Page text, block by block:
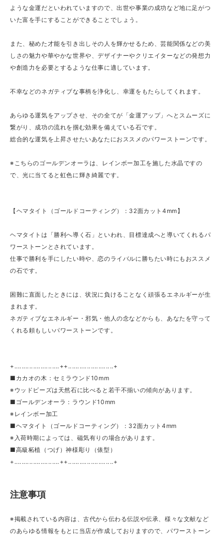
ような金運だといわれていますので、出世や事業の成功など地に足がつ
いた富を手にすることができることでしょう。
また、秘めた才能を引き出しその人を輝かせるため、芸能関係などの美
しさの魅力や華やかな世界や、デザイナーやクリエイターなどの発想力
や創造力を必要とするような仕事に適しています。
不幸などのネガティブな事柄を浄化し、幸運をもたらしてくれます。
あらゆる運気をアップさせ、その全てが「金運アップ」へとスムーズに
繋がり、成功の流れを掴む効果を備えている石です。
総合的な運気を上昇させたいあなたにおススメのパワーストーンです。
※こちらのゴールデンオーラは、レインボー加工を施した水晶ですの
で、光に当てると虹色に輝き綺麗です。
【ヘマタイト（ゴールドコーティング）：32面カット4mm】
ヘマタイトは「勝利へ導く石」といわれ、目標達成へと導いてくれるパ
ワーストーンとされています。
仕事で勝利を手にしたい時や、恋のライバルに勝ちたい時にもおススメ
の石です。
困難に直面したときには、状況に負けることなく頑張るエネルギーが生
まれます。
ネガティブなエネルギー・邪気・他人の念などからも、あなたを守って
くれる頼もしいパワーストーンです。
+‥‥‥‥‥‥‥‥‥‥‥‥++‥‥‥‥‥‥‥‥‥‥‥‥+
■カカオの木：セミラウンド10mm
※ウッドビーズは天然石に比べると若干不揃いの傾向があります。
■ゴールデンオーラ：ラウンド10mm
※レインボー加工
■ヘマタイト（ゴールドコーティング）：32面カット4mm
※入荷時期によっては、磁気有りの場合があります。
■高級柘植（つげ）神様彫り（俵型）
+‥‥‥‥‥‥‥‥‥‥‥‥++‥‥‥‥‥‥‥‥‥‥‥‥+
注意事項
※掲載されている内容は、古代から伝わる伝説や伝承、様々な文献など
のあらゆる情報をもとに当店が作成しておりますので、パワーストーン